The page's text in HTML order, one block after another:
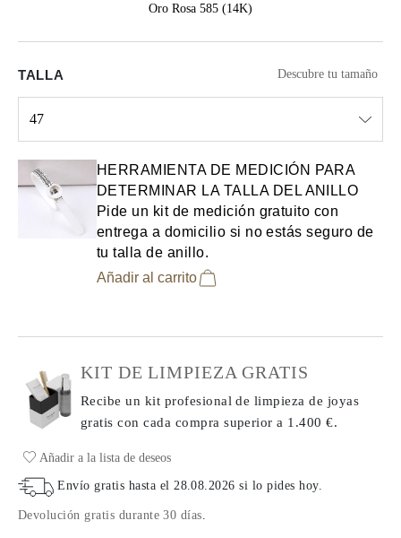
Oro Rosa 585 (14K)
TALLA Descubre tu tamaño
47
HERRAMIENTA DE MEDICIÓN PARA
DETERMINAR LA TALLA DEL ANILLO
Pide un kit de medición gratuito con
entrega a domicilio si no estás seguro de
tu talla de anillo.
Añadir al carrito
KIT DE LIMPIEZA GRATIS
Recibe un kit profesional de limpieza de joyas
gratis con cada comprasuperior a 1.400 €.
Añadir a la lista de deseos
Envío gratis hasta el 28.08.2026 si lo pides hoy.
Devolución gratis durante 30 días